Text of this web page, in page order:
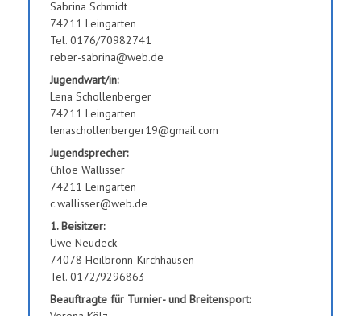
Sabrina Schmidt
74211 Leingarten
Tel. 0176/70982741
reber-sabrina@web.de
Jugendwart/in:
Lena Schollenberger
74211 Leingarten
lenaschollenberger19@gmail.com
Jugendsprecher:
Chloe Wallisser
74211 Leingarten
c.wallisser@web.de
1. Beisitzer:
Uwe Neudeck
74078 Heilbronn-Kirchhausen
Tel. 0172/9296863
Beauftragte für Turnier- und Breitensport: